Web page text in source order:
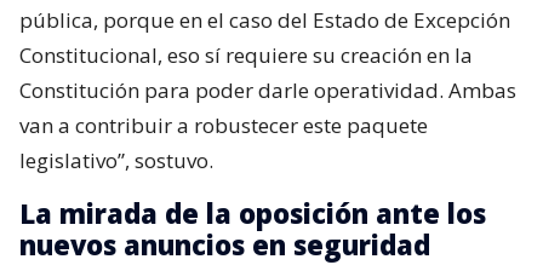
pública, porque en el caso del Estado de Excepción
Constitucional, eso sí requiere su creación en la
Constitución para poder darle operatividad. Ambas
van a contribuir a robustecer este paquete
legislativo”, sostuvo.
La mirada de la oposición ante los
nuevos anuncios en seguridad